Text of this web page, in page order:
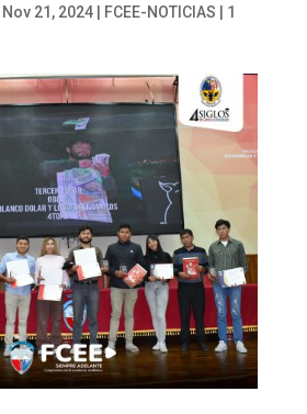
Nov 21, 2024| FCEE-NOTICIAS
1